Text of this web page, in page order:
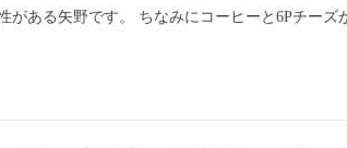
がある矢野です。 ちなみにコーヒーと6Pチーズ